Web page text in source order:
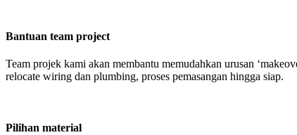
Bantuan team project
Team projek kami akan membantu memudahkan urusan
relocate wiring dan plumbing, proses pemasangan hingga siap.
Pilihan material